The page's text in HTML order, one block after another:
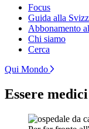
Focus
Guida alla
Abbonamento
Chi siamo
Cerca
Qui Mondo
Essere